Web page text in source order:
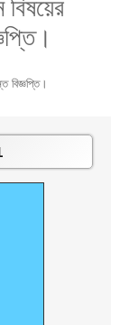
বিজ্ঞপ্তি।